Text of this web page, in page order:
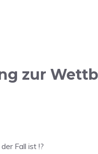
zur
Fall ist !?